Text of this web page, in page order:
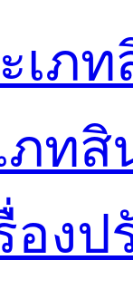
เภ
ภทสิ
องป